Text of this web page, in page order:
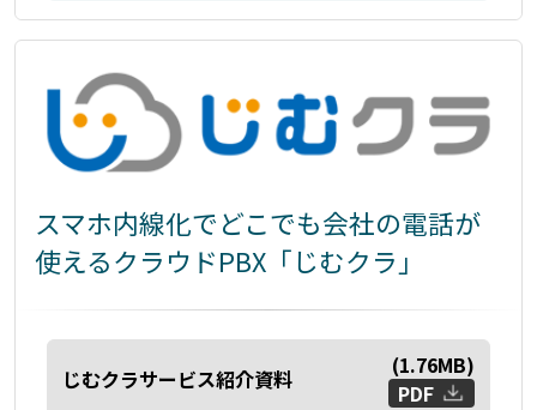
スマホ内線化でどこでも会社の電話が
使えるクラウドPBX「じむクラ」
じむクラサービス紹介資料 (1.76MB)
PDF